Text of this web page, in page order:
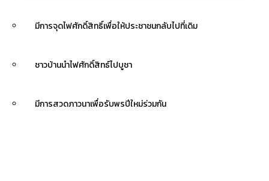
มีการจุดไฟศักดิ์สิทธิ์เพื่อให้ประชาชนกลับไปที่เดิม
ชาวบ้านนำไฟศักดิ์สิทธ์ไปบูชา
มีการสวดภาวนาเพื่อรับพรปีใหม่ร่วมกัน